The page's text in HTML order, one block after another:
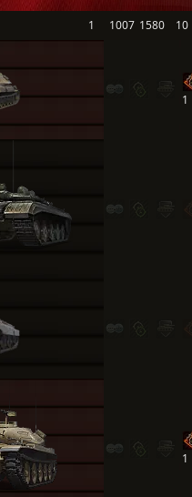
1 1007 1580 10
1
1